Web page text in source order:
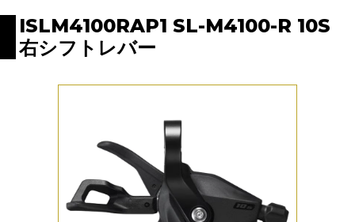
ISLM4100RAP1 SL-M4100-R 10S
右シフトレバー